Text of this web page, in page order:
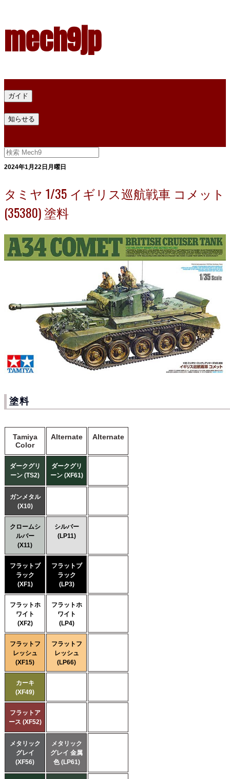
mech9jp
ガイド
知らせる
2024年1月22日月曜日
タミヤ 1/35 イギリス巡航戦車 コメット
(35380) 塗料
塗料
Tamiya
Color
Alternate Alternate
ダークグリ
ーン (TS2)
ダークグリ
ーン (XF61)
ガンメタル
(X10)
クロームシ
ルバー
(X11)
シルバー
(LP11)
フラットブ
ラック
(XF1)
フラットブ
ラック
(LP3)
フラットホ
ワイト
(XF2)
フラットホ
ワイト
(LP4)
フラットフ
レッシュ
(XF15)
フラットフ
レッシュ
(LP66)
カーキ
(XF49)
フラットア
ース (XF52)
メタリック
グレイ
(XF56)
メタリック
グレイ 金属
色 (LP61)